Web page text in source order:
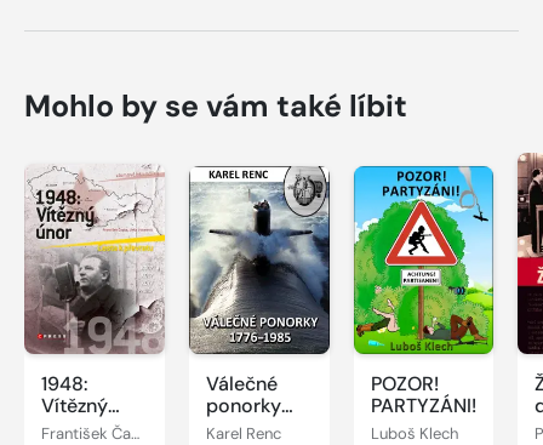
Mohlo by se vám také líbit
1948:
Vítězný
únor
František Čapka, Jitka Lunerová
Válečné
ponorky
1776-1985
Karel Renc
POZOR!
PARTYZÁNI!
Luboš Klech